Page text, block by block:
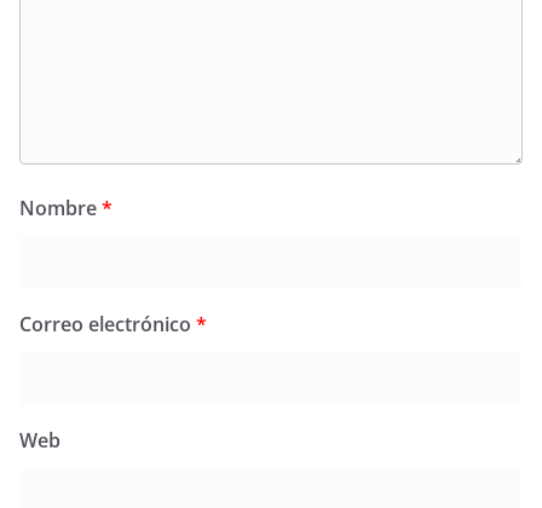
Nombre*
Correo electrónico *
Web